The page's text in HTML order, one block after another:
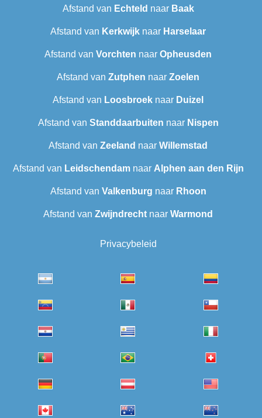
Afstand van Echteld naar Baak
Afstand van Kerkwijk naar Harselaar
Afstand van Vorchten naar Opheusden
Afstand van Zutphen naar Zoelen
Afstand van Loosbroek naar Duizel
Afstand van Standdaarbuiten naar Nispen
Afstand van Zeeland naar Willemstad
Afstand van Leidschendamnaar Alphen aan den Rijn
Afstand van Valkenburg naar Rhoon
Afstand van Zwijndrecht naar Warmond
Privacybeleid